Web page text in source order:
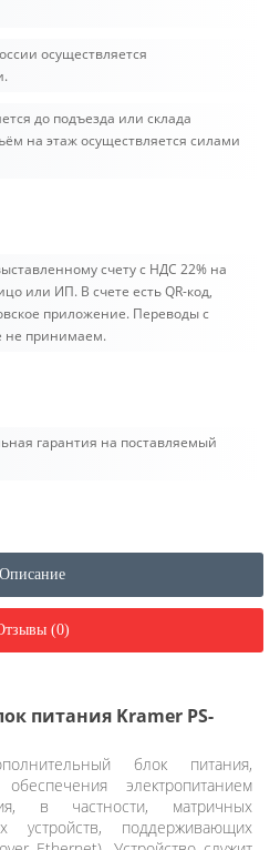
осуществляется
до подъезда или склада
на этаж осуществляется силами
счету c НДС 22% на
или ИП. В счете есть QR-код,
приложение. Переводы с
не принимаем.
гарантия на поставляемый
Описание
(0)
питания Kramer PS-
блок питания,
электропитанием
в частности, матричных
устройств, поддерживающих